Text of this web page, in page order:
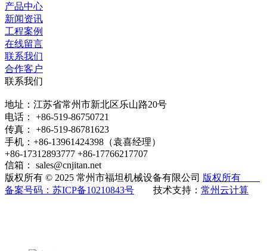
产品中心
新闻资讯
工程案例
在线留言
联系我们
合作客户
联系我们
地址：江苏省常州市新北区乐山路20号
电话： +86-519-86750721
传真： +86-519-86781623
手机：+86-13961424398（袁喜经理）
+86-17312893777 +86-17766217707
信箱： sales@cnjitan.net
版权所有 © 2025 常州市福坦机械设备有限公司 版权所有
备案号码： 苏ICP备10210843号 技术支持： 常州云计算